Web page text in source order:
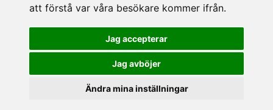
att förstå var våra besökare kommer ifrån.
Jag accepterar
Jag avböjer
Ändra mina inställningar